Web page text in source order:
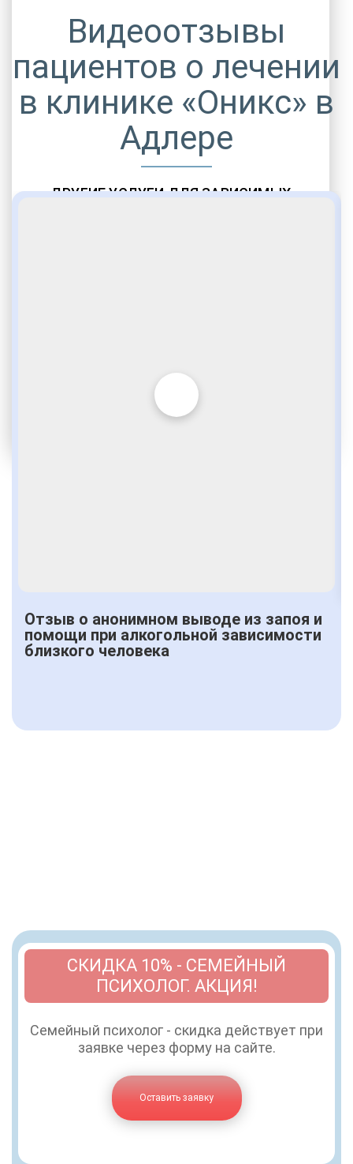
ДРУГИЕ УСЛУГИ ДЛЯ ЗАВИСИМЫХ
Видеоотзывы
пациентов о лечении
в клинике «Оникс» в
Адлере
Отзыв о анонимном выводе из запоя и
помощи при алкогольной зависимости
близкого человека
СКИДКА 10% - СЕМЕЙНЫЙ
ПСИХОЛОГ. АКЦИЯ!
Семейный психолог - скидка действует при
заявке через форму на сайте.
Оставить заявку